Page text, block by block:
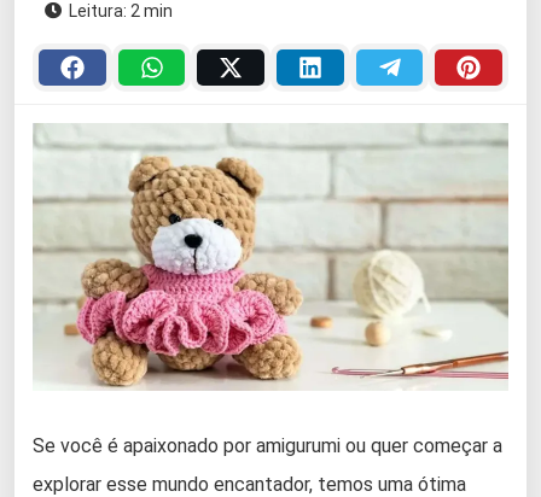
Leitura: 2 min
Se você é apaixonado por amigurumi ou quer começar a
explorar esse mundo encantador, temos uma ótima